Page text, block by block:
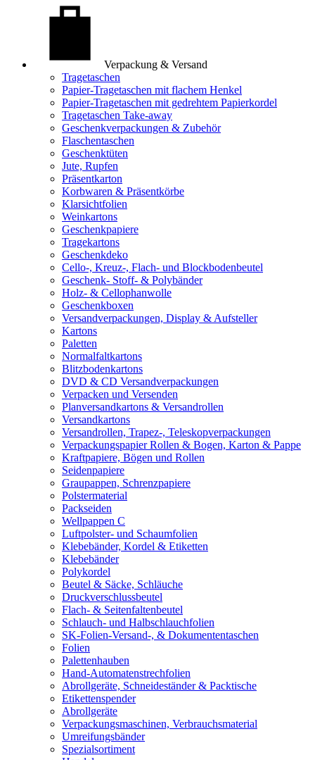
Verpackung & Versand
Tragetaschen
Papier-Tragetaschen mit flachem Henkel
Papier-Tragetaschen mit gedrehtem Papierkordel
Tragetaschen Take-away
Geschenkverpackungen & Zubehör
Flaschentaschen
Geschenktüten
Jute, Rupfen
Präsentkarton
Korbwaren & Präsentkörbe
Klarsichtfolien
Weinkartons
Geschenkpapiere
Tragekartons
Geschenkdeko
Cello-, Kreuz-, Flach- und Blockbodenbeutel
Geschenk- Stoff- & Polybänder
Holz- & Cellophanwolle
Geschenkboxen
Versandverpackungen, Display & Aufsteller
Kartons
Paletten
Normalfaltkartons
Blitzbodenkartons
DVD & CD Versandverpackungen
Verpacken und Versenden
Planversandkartons & Versandrollen
Versandkartons
Versandrollen, Trapez-, Teleskopverpackungen
Verpackungspapier Rollen & Bogen, Karton & Pappe
Kraftpapiere, Bögen und Rollen
Seidenpapiere
Graupappen, Schrenzpapiere
Polstermaterial
Packseiden
Wellpappen C
Luftpolster- und Schaumfolien
Klebebänder, Kordel & Etiketten
Klebebänder
Polykordel
Beutel & Säcke, Schläuche
Druckverschlussbeutel
Flach- & Seitenfaltenbeutel
Schlauch- und Halbschlauchfolien
SK-Folien-Versand-, & Dokumententaschen
Folien
Palettenhauben
Hand-Automatenstrechfolien
Abrollgeräte, Schneideständer & Packtische
Etikettenspender
Abrollgeräte
Verpackungsmaschinen, Verbrauchsmaterial
Umreifungsbänder
Spezialsortiment